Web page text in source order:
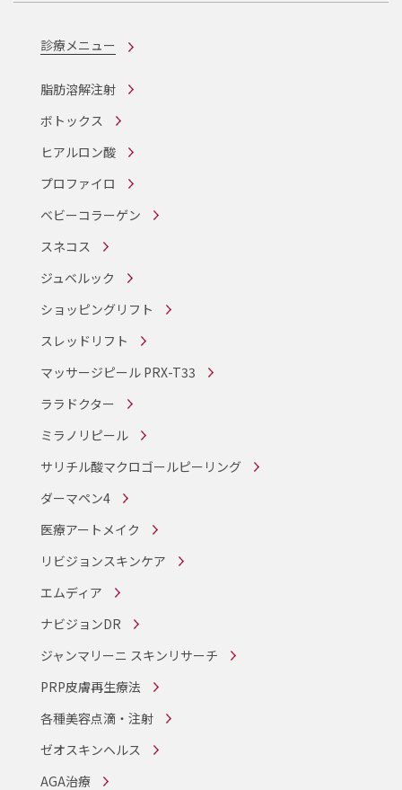
診療メニュー
脂肪溶解注射
ボトックス
ヒアルロン酸
プロファイロ
ベビーコラーゲン
スネコス
ジュベルック
ショッピングリフト
スレッドリフト
マッサージピール PRX-T33
ララドクター
ミラノリピール
サリチル酸マクロゴールピーリング
ダーマペン4
医療アートメイク
リビジョンスキンケア
エムディア
ナビジョンDR
ジャンマリーニ スキンリサーチ
PRP皮膚再生療法
各種美容点滴・注射
ゼオスキンヘルス
AGA治療